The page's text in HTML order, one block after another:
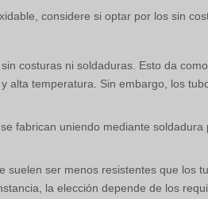
considere si optar por los sin
costuras ni soldaduras. Esto da
alta temperatura. Sin embargo, los
fabrican uniendo mediante
suelen ser menos resistentes que los
la elección depende de los